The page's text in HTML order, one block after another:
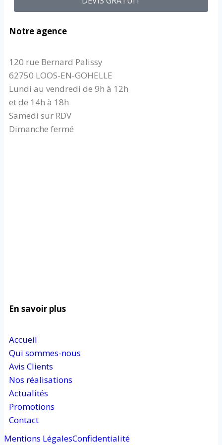
Notre agence
120 rue Bernard Palissy
62750 LOOS-EN-GOHELLE
Lundi au vendredi de 9h à 12h
et de 14h à 18h
Samedi sur RDV
Dimanche fermé
En savoir plus
Accueil
Qui sommes-nous
Avis Clients
Nos réalisations
Actualités
Promotions
Contact
Mentions LégalesConfidentialité